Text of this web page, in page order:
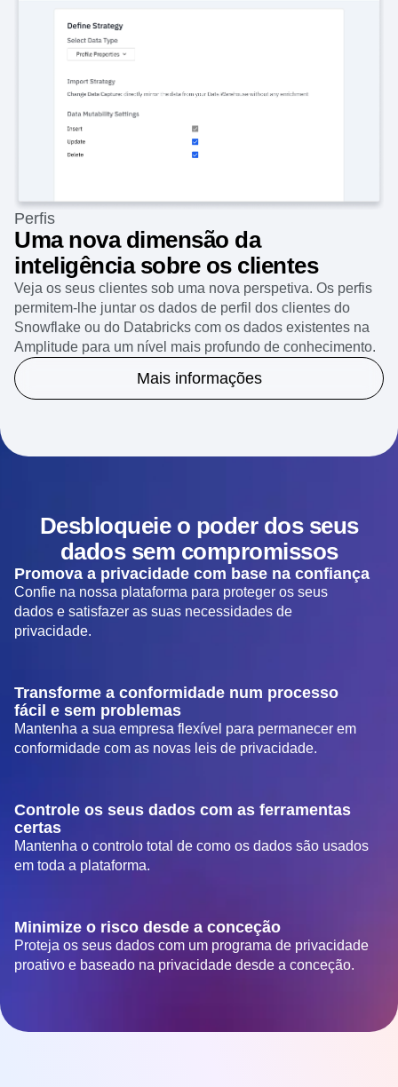
Perfis
Uma nova dimensão da
inteligência sobre os clientes
Veja os seus clientes sob uma nova perspetiva. Os perfis
permitem-lhe juntar os dados de perfil dos clientes do
Snowflake ou do Databricks com os dados existentes na
Amplitude para um nível mais profundo de conhecimento.
Mais informações
Desbloqueie o poder dos seus
dados sem compromissos
Promova a privacidade com base na confiança
Confie na nossa plataforma para proteger os seus
dados e satisfazer as suas necessidades de
privacidade.
Transforme a conformidade num processo
fácil e sem problemas
Mantenha a sua empresa flexível para permanecer em
conformidade com as novas leis de privacidade.
Controle os seus dados com as ferramentas
certas
Mantenha o controlo total de como os dados são usados
em toda a plataforma.
Minimize o risco desde a conceção
Proteja os seus dados com um programa de privacidade
proativo e baseado na privacidade desde a conceção.